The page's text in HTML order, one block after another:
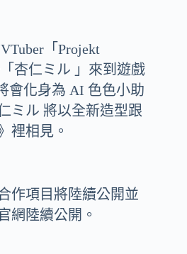
「Projekt
杏仁ミル 」來到遊戲
會化身為 AI 色色小助
ミル 將以全新造型跟
裡相見。
作項目將陸續公開並
網陸續公開。